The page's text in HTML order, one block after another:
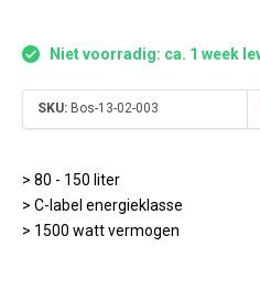
Niet voorradig: ca. 1 week
SKU: Bos-13-02-003
> 80 - 150 liter
> C-label energieklasse
> 1500 watt vermogen